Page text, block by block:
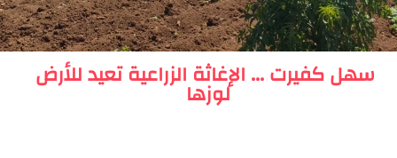
سهل كفيرت ... الإغاثة الزراعية تعيد للأرض
لوزها